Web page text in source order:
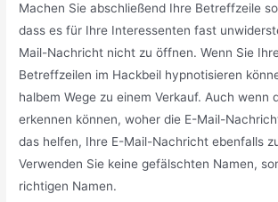
Machen Sie abschließend Ihre Betreffzeile
dass es für Ihre Interessenten fast
Mail-Nachricht nicht zu öffnen. Wenn Sie
Betreffzeilen im Hackbeil hypnotisieren
halbem Wege zu einem Verkauf. Auch wenn
erkennen können, woher die E-Mail-
das helfen, Ihre E-Mail-Nachricht ebenfalls
Verwenden Sie keine gefälschten Namen,
richtigen Namen.